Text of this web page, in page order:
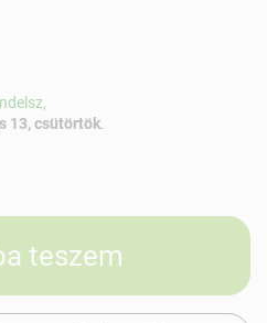
13, csütörtök
teszem